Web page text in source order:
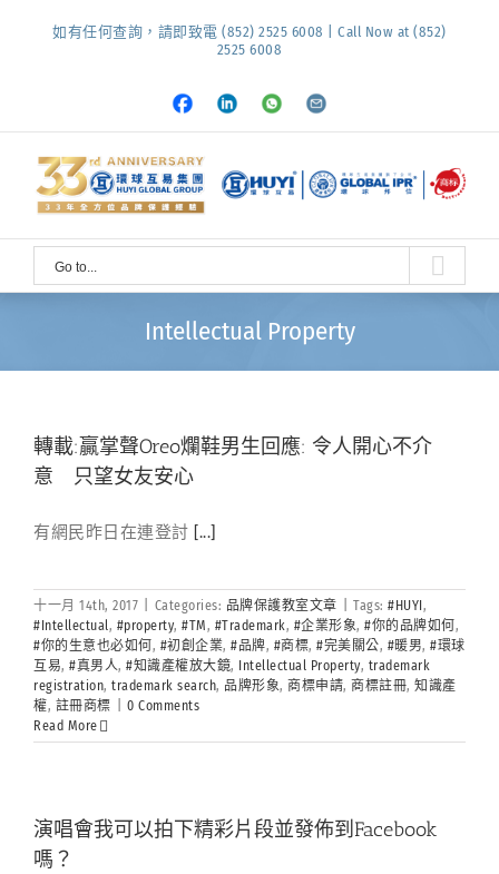
如有任何查詢，請即致電 (852) 2525 6008 | Call Now at (852)
2525 6008
Facebook
LinkedInWhatsapp
Email
Go to...
Intellectual Property
轉載:贏掌聲Oreo爛鞋男生回應: 令人開心不介
意 只望女友安心
有網民昨日在連登討 [...]
十一月 14th, 2017 Categories: 品牌保護教室文章 Tags: #HUYI ,
#Intellectual, #property, #TM, #Trademark, #企業形象, #你的品牌如何 ,
#你的生意也必如何 , #初創企業, #品牌, #商標, #完美關公, #暖男, #環球
互易, #真男人, #知識產權放大鏡, Intellectual Property, trademark
registration, trademark search, 品牌形象, 商標申請, 商標註冊, 知識產
權, 註冊商標
0 Comments
Read More
演唱會我可以拍下精彩片段並發佈到Facebook
嗎？